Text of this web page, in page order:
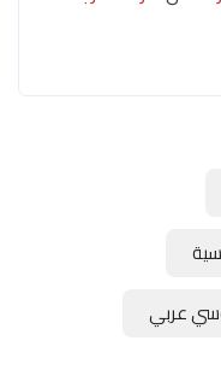
عربي